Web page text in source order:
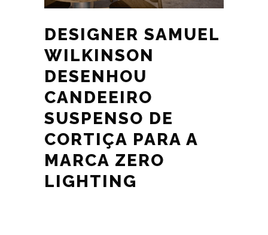
DESIGNER SAMUEL
WILKINSON
DESENHOU
CANDEEIRO
SUSPENSO DE
CORTIÇA PARA A
MARCA ZERO
LIGHTING